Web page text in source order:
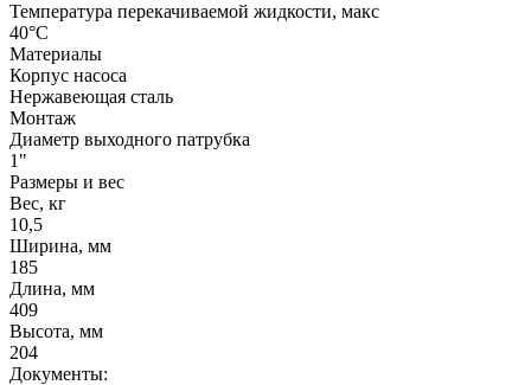
Температура перекачиваемой жидкости, макс
40°C
Материалы
Корпус насоса
Нержавеющая сталь
Монтаж
Диаметр выходного патрубка
1"
Размеры и вес
Вес, кг
10,5
Ширина, мм
185
Длина, мм
409
Высота, мм
204
Документы: